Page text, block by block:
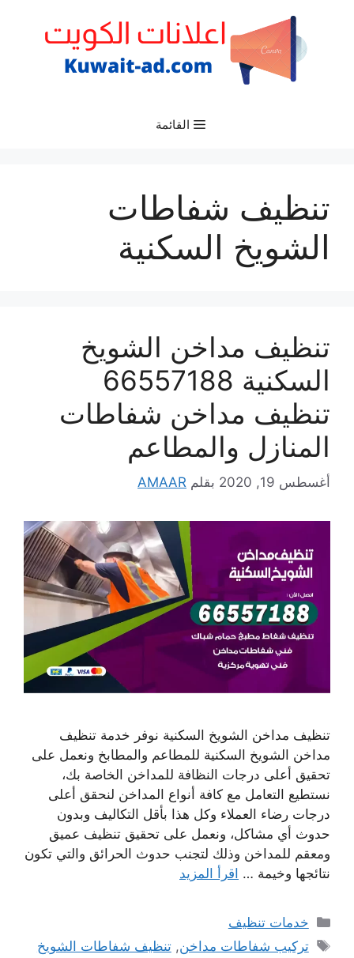
القائمة
تنظيف شفاطات
الشويخ السكنية
تنظيف مداخن الشويخ
السكنية 66557188
تنظيف مداخن شفاطات
المنازل والمطاعم
أغسطس 19, 2020 بقلم AMAAR
تنظيف مداخن الشويخ السكنية نوفر خدمة تنظيف
مداخن الشويخ السكنية للمطاعم والمطابخ ونعمل على
تحقيق أعلى درجات النظافة للمداخن الخاصة بك،
نستطيع التعامل مع كافة أنواع المداخن لنحقق أعلى
درجات رضاء العملاء وكل هذا بأقل التكاليف وبدون
حدوث أي مشاكل، ونعمل على تحقيق تنظيف عميق
ومعقم للمداخن وذلك لتجنب حدوث الحرائق والتي تكون
نتائجها وخيمة … اقرأ المزيد
التصنيفات
خدمات تنظيف
الوسوم
تركيب شفاطات مداخن,تنظيف شفاطات الشويخ